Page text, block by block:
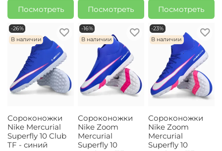
Посмотреть
Посмотреть
Посмотреть
-26%
В наличии
Сороконожки
Nike Mercurial
Superfly 10 Club
TF - синий
-16%
В наличии
Сороконожки
Nike Zoom
Mercurial
Superfly 10
-23%
В наличии
Сороконожки
Nike Zoom
Mercurial
Superfly 10